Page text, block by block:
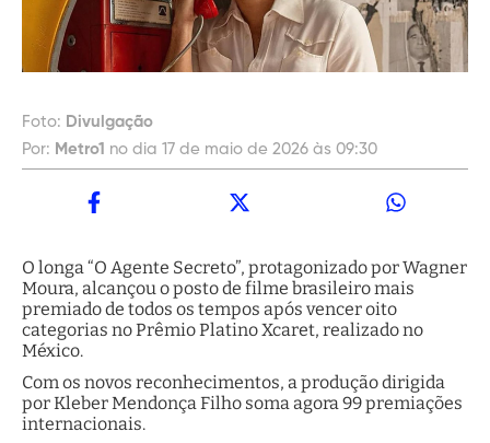
Foto: Divulgação
Por: Metro1 no dia 17 de maio de 2026 às 09:30
O longa “O Agente Secreto”, protagonizado por Wagner
Moura, alcançou o posto de filme brasileiro mais
premiado de todos os tempos após vencer oito
categorias no Prêmio Platino Xcaret, realizado no
México.
Com os novos reconhecimentos, a produção dirigida
por Kleber Mendonça Filho soma agora 99 premiações
internacionais.